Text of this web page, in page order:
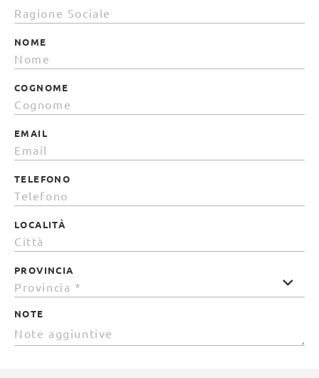
NOME
COGNOME
EMAIL
TELEFONO
LOCALITÀ
PROVINCIA
NOTE